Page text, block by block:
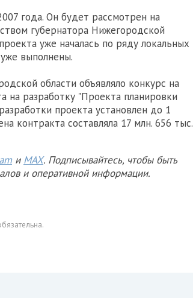
года. Он будет рассмотрен на
губернатора Нижегородской
уже началась по ряду локальных
выполнены.
области объявляло конкурс на
на разработку "Проекта планировки
проекта установлен до 1
контракта составляла 17 млн. 656 тыс.
и MAX. Подписывайтесь, чтобы быть
и оперативной информации.